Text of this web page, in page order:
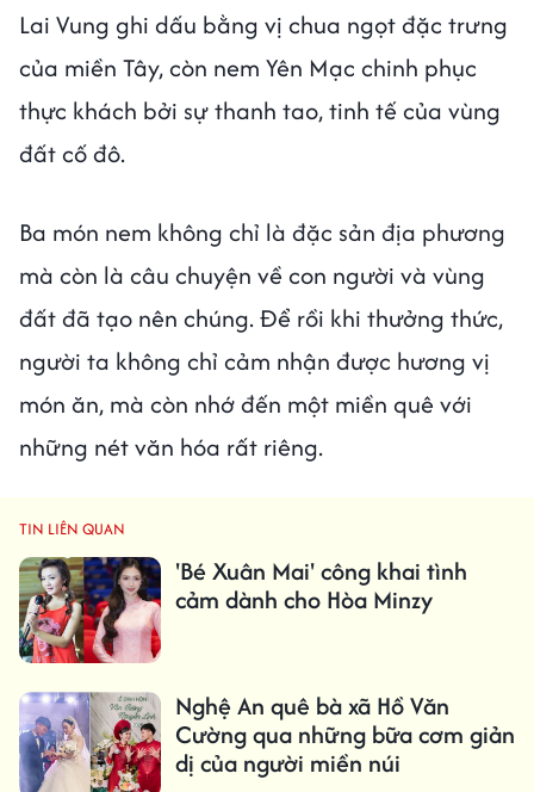
Lai Vung ghi dấu bằng vị chua ngọt đặc trưng
của miền Tây, còn nem Yên Mạc chinh phục
thực khách bởi sự thanh tao, tinh tế của vùng
đất cố đô.
Ba món nem không chỉ là đặc sản địa phương
mà còn là câu chuyện về con người và vùng
đất đã tạo nên chúng. Để rồi khi thưởng thức,
người ta không chỉ cảm nhận được hương vị
món ăn, mà còn nhớ đến một miền quê với
những nét văn hóa rất riêng.
TIN LIÊN QUAN
'Bé Xuân Mai' công khai tình
cảm dành cho Hòa Minzy
Nghệ An quê bà xã Hồ Văn
Cường qua những bữa cơm giản
dị của người miền núi